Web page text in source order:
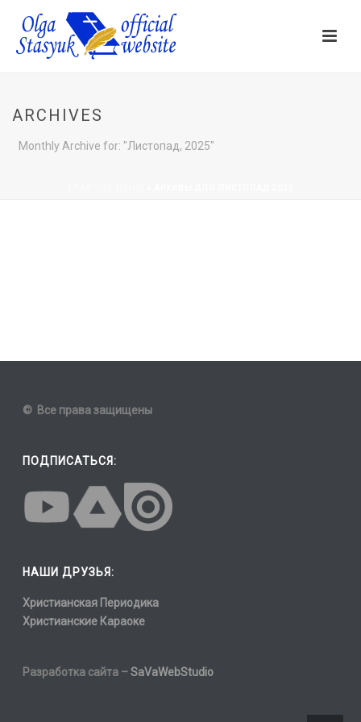
ARCHIVES
Monthly Archive for: "Листопад, 2025"
© Все права защищены
ПОДПИСАТЬСЯ:
НАШИ ДРУЗЬЯ:
Христианская Периодика
Христианские Караоке
Разработка сайта –SaVaWebStudio